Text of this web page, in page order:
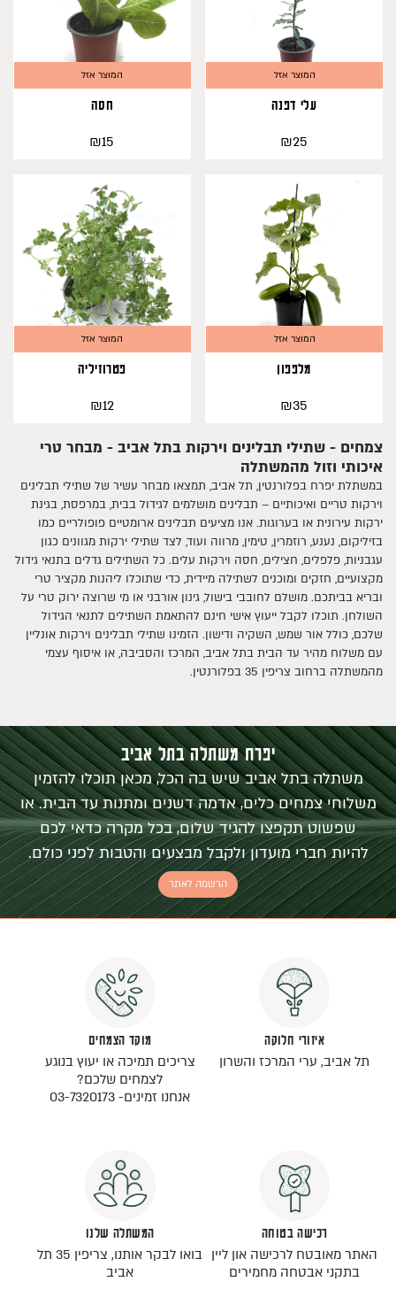
המוצר אזל
עלי דפנה
25
₪
המוצר אזל
חסה
15
₪
המוצר אזל
מלפפון
35
₪
המוצר אזל
פטרוזיליה
12
₪
צמחים - שתילי תבלינים וירקות בתל אביב - מבחר טרי
איכותי וזול מהמשתלה
במשתלת יפרח בפלורנטין, תל אביב, תמצאו מבחר עשיר של שתילי תבלינים
וירקות טריים ואיכותיים – תבלינים מושלמים לגידול בבית, במרפסת, בגינת
ירקות עירונית או בערוגות. אנו מציעים תבלינים ארומטיים פופולריים כמו
בזיליקום, נענע, רוזמרין, טימין, מרווה ועוד, לצד שתילי ירקות מגוונים כגון
עגבניות, פלפלים, חצילים, חסה וירקות עלים. כל השתילים גדלים בתנאי גידול
מקצועיים, חזקים ומוכנים לשתילה מיידית, כדי שתוכלו ליהנות מקציר טרי
ובריא בביתכם. מושלם לחובבי בישול, גינון אורבני או מי שרוצה ירוק טרי על
השולחן. תוכלו לקבל ייעוץ אישי חינם להתאמת השתילים לתנאי הגידול
שלכם, כולל אור שמש, השקיה ודישון. הזמינו שתילי תבלינים וירקות אונליין
עם משלוח מהיר עד הבית בתל אביב, המרכז והסביבה, או איסוף עצמי
מהמשתלה ברחוב צריפין 35 בפלורנטין.
יפרח משתלה בתל אביב
משתלה בתל אביב שיש בה הכל, מכאן תוכלו להזמין
משלוחי צמחים כלים, אדמה דשנים ומתנות עד הבית. או
שפשוט תקפצו להגיד שלום, בכל מקרה כדאי לכם
להיות חברי מועדון ולקבל מבצעים והטבות לפני כולם.
הרשמה לאתר
איזורי חלוקה
תל אביב, ערי המרכז והשרון
מוקד הצמחים
צריכים תמיכה או יעוץ בנוגע
לצמחים שלכם?
אנחנו זמינים- 03-7320173
רכישה בטוחה
האתר מאובטח לרכישה און ליין
בתקני אבטחה מחמירים
המשתלה שלנו
בואו לבקר אותנו, צריפין 35 תל
אביב